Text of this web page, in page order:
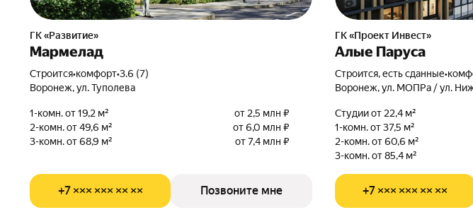
ГК «Развитие»
Мармелад
Строится•комфорт•3.6 (7)
Воронеж, ул. Туполева
1-комн. от 19,2 м²
от 2,5 млн ₽
2-комн. от 49,6 м²
от 6,0 млн ₽
3-комн. от 68,9 м²
от 7,4 млн ₽
+7 ××× ××× ×× ×× Позвоните мне
ГК «Проект Инвест»
Алые Паруса
Строится, есть сданные•
Воронеж, ул. МОПРа / ул.
Студии от 22,4 м²
1-комн. от 37,5 м²
2-комн. от 60,6 м²
3-комн. от 85,4 м²
+7 ××× ××× ×× ××